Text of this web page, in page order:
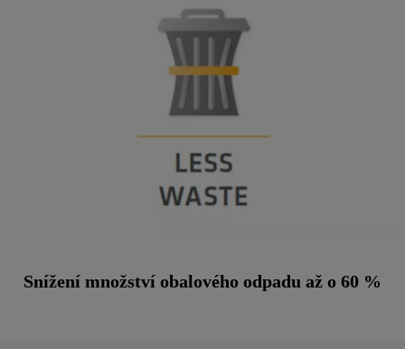
Snížení množství obalového odpadu až o 60 %